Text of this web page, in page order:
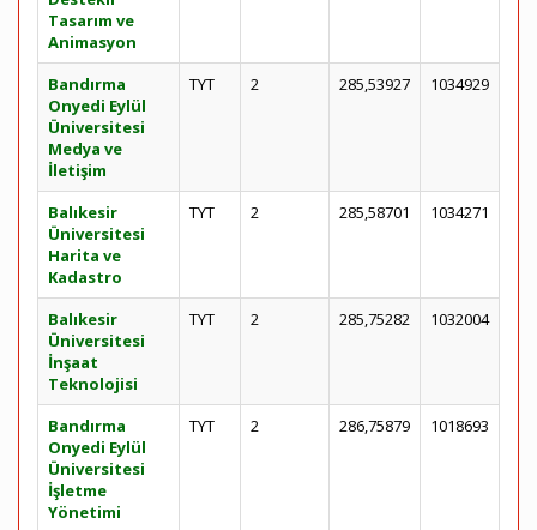
Tasarım ve
Animasyon
Bandırma
Onyedi Eylül
Üniversitesi
Medya ve
İletişim
TYT 2 285,53927 1034929
Balıkesir
Üniversitesi
Harita ve
Kadastro
TYT 2 285,58701 1034271
Balıkesir
Üniversitesi
İnşaat
Teknolojisi
TYT 2 285,75282 1032004
Bandırma
Onyedi Eylül
Üniversitesi
İşletme
Yönetimi
TYT 2 286,75879 1018693